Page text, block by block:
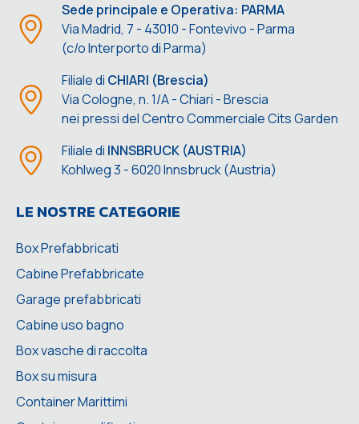
Sede principale e Operativa: PARMA
Via Madrid, 7 - 43010 - Fontevivo - Parma
(c/o Interporto di Parma)
Filiale di CHIARI (Brescia)
Via Cologne, n. 1/A - Chiari - Brescia
nei pressi del Centro Commerciale Cits Garden
Filiale di INNSBRUCK (AUSTRIA)
Kohlweg 3 - 6020 Innsbruck (Austria)
LE NOSTRE CATEGORIE
Box Prefabbricati
Cabine Prefabbricate
Garage prefabbricati
Cabine uso bagno
Box vasche di raccolta
Box su misura
Container Marittimi